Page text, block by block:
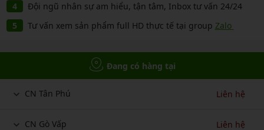
Đội ngũ nhân sự am hiểu, tận tâm, Inbox tư vấn 24/24
Tư vấn xem sản phẩm full HD thực tế tại group Zalo
Đang có hàng tại
CN Tân Phú Liên hệ
CN Gò Vấp Liên hệ